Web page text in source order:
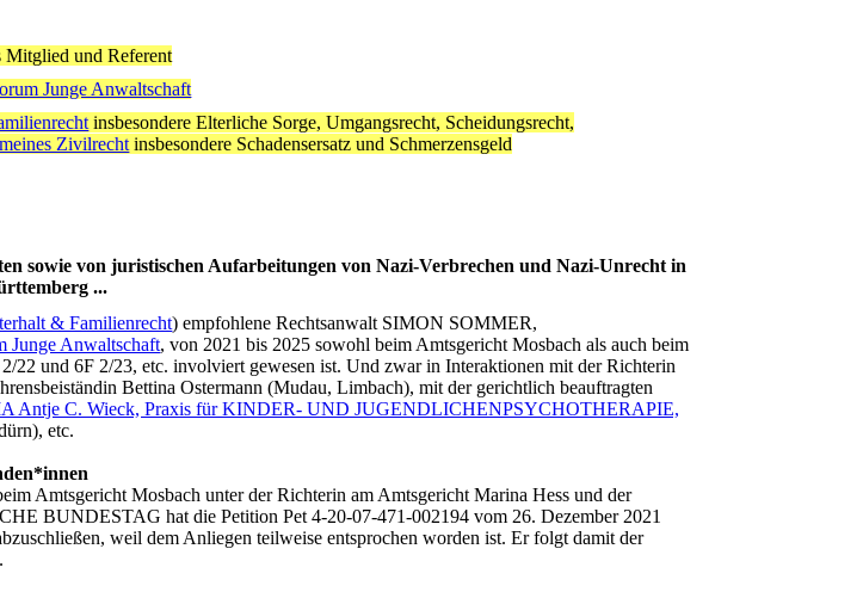
Mitglied und Referent
Junge Anwaltschaft
insbesondere Elterliche Sorge, Umgangsrecht, Scheidungsrecht,
Zivilrecht insbesondere Schadensersatz und Schmerzensgeld
sowie von juristischen Aufarbeitungen von Nazi-Verbrechen und Nazi-Unrecht in
...
& Familienrecht) empfohlene Rechtsanwalt SIMON SOMMER,
Junge Anwaltschaft, von 2021 bis 2025 sowohl beim Amtsgericht Mosbach als auch beim
22 und 6F 2/23, etc. involviert gewesen ist. Und zwar in Interaktionen mit der Richterin
Bettina Ostermann (Mudau, Limbach), mit der gerichtlich beauftragten
Antje C. Wieck, Praxis für KINDER- UND JUGENDLICHENPSYCHOTHERAPIE,
etc.
Amtsgericht Mosbach unter der Richterin am Amtsgericht Marina Hess und der
BUNDESTAG hat die Petition Pet 4-20-07-471-002194 vom 26. Dezember 2021
weil dem Anliegen teilweise entsprochen worden ist. Er folgt damit der